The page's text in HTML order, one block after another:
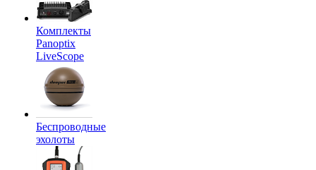
Комплекты
Panoptix
LiveScope
Беспроводные
эхолоты